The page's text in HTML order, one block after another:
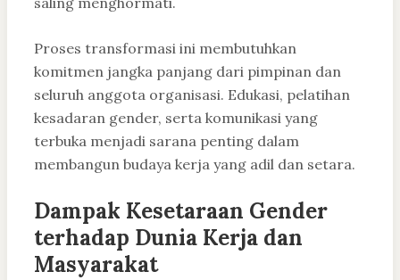
Proses transformasi ini membutuhkan
komitmen jangka panjang dari pimpinan dan
seluruh anggota organisasi. Edukasi, pelatihan
kesadaran gender, serta komunikasi yang
terbuka menjadi sarana penting dalam
membangun budaya kerja yang adil dan setara.
Dampak Kesetaraan Gender
terhadap Dunia Kerja dan
Masyarakat